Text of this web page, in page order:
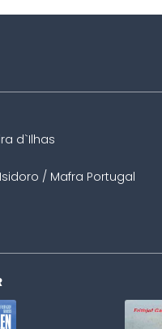
d`Ilhas
/ Mafra Portugal